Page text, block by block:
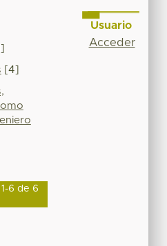
[4]
6 de 6
Usuario
Acceder